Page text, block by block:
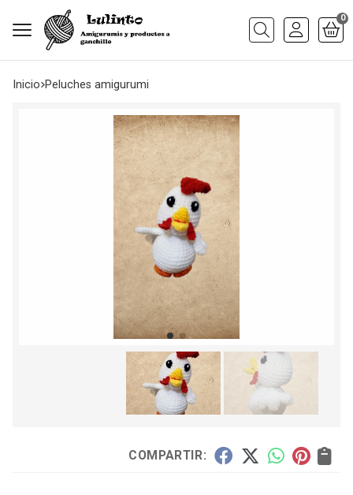
Buscar
0
Inicio peluches amigurumi
COMPARTIR: